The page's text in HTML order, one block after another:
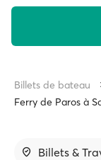
Billets de bateau
Ferry de Paros à
Billets &